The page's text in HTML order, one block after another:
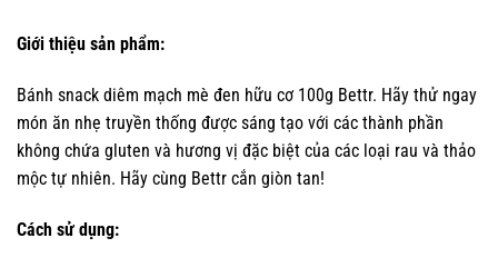
Giới thiệu sản phẩm:
Bánh snack diêm mạch mè đen hữu cơ 100g Bettr. Hãy thử ngay
món ăn nhẹ truyền thống được sáng tạo với các thành phần
không chứa gluten và hương vị đặc biệt của các loại rau và thảo
mộc tự nhiên. Hãy cùng Bettr cắn giòn tan!
Cách sử dụng: